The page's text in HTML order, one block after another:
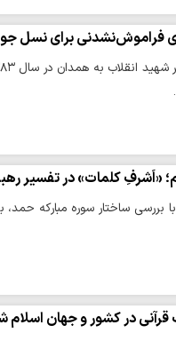
فراموش‌نشدنی برای نسل
«اَشرفِ کلمات» در تفسیر
ساختار سوره مبارکه حمد،
قرآنی در کشور و جهان اسلام